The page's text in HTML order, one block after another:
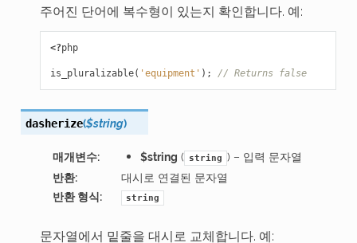
주어진 단어에 복수형이 있는지 확인합니다. 예:
<?php
is_pluralizable( 'equipment' ); // Returns false
dasherize($string)
매개변수: $string ( string ) – 입력 문자열
반환:
대시로 연결된 문자열
반환 형식: string
문자열에서 밑줄을 대시로 교체합니다. 예: